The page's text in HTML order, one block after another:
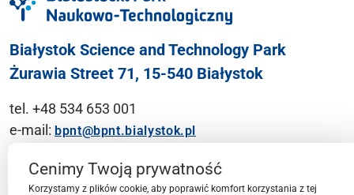
Białystok Science and Technology Park
Żurawia Street 71, 15-540 Białystok
tel. +48 534 653 001
e-mail: bpnt@bpnt.bialystok.pl
Contact
Cenimy Twoją prywatność
Korzystamy z plików cookie, aby poprawić komfort korzystania z tej